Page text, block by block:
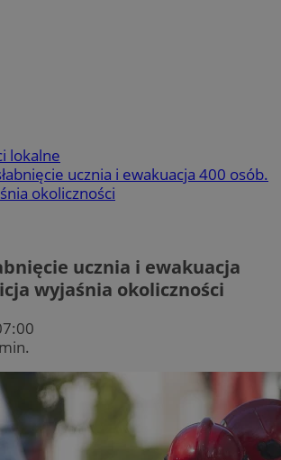
lokalne
ucznia i ewakuacja 400 osób.
okoliczności
ucznia i ewakuacja
wyjaśnia okoliczności